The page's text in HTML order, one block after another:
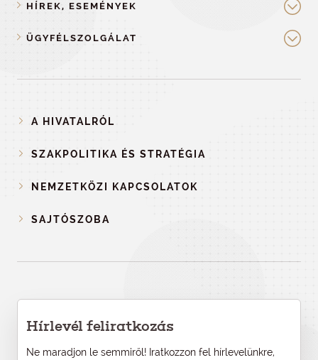
HÍREK, ESEMÉNYEK
ÜGYFÉLSZOLGÁLAT
A HIVATALRÓL
SZAKPOLITIKA ÉS STRATÉGIA
NEMZETKÖZI KAPCSOLATOK
SAJTÓSZOBA
Hírlevél feliratkozás
Ne maradjon le semmiről! Iratkozzon fel hírlevelünkre,